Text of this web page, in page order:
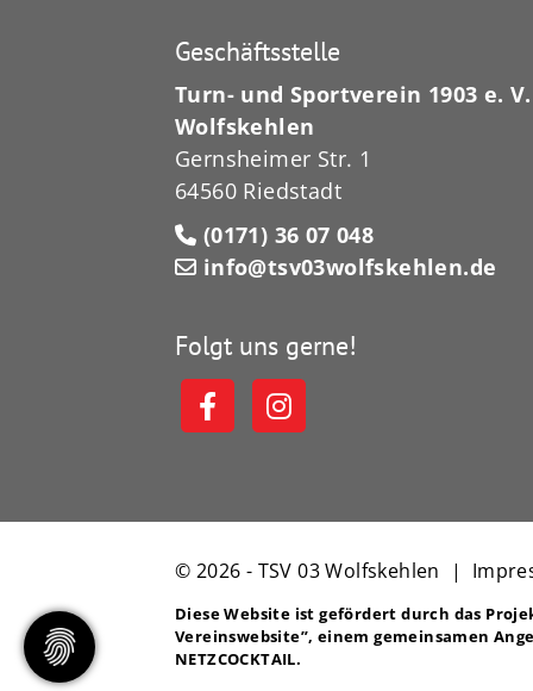
Geschäftsstelle
Turn- und Sportverein 1903 e. V.
Wolfskehlen
Gernsheimer Str. 1
64560 Riedstadt
(0171) 36 07 048
info@tsv03wolfskehlen.de
Folgt uns gerne!
© 2026 - TSV 03 Wolfskehlen |
Diese Website ist gefördert durch das
Vereinswebsite”, einem gemeinsamen
NETZCOCKTAIL.